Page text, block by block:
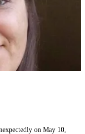
on May 10,